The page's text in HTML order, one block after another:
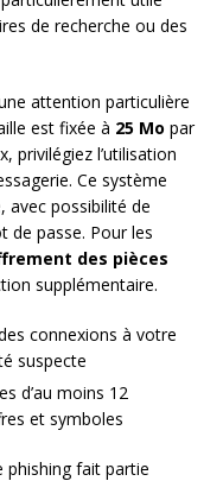
de recherche ou des
attention particulière
est fixée à 25 Mo par
privilégiez l’utilisation
Ce système
avec possibilité de
de passe. Pour les
des pièces
supplémentaire.
connexions à votre
suspecte
d’au moins 12
et symboles
fait partie